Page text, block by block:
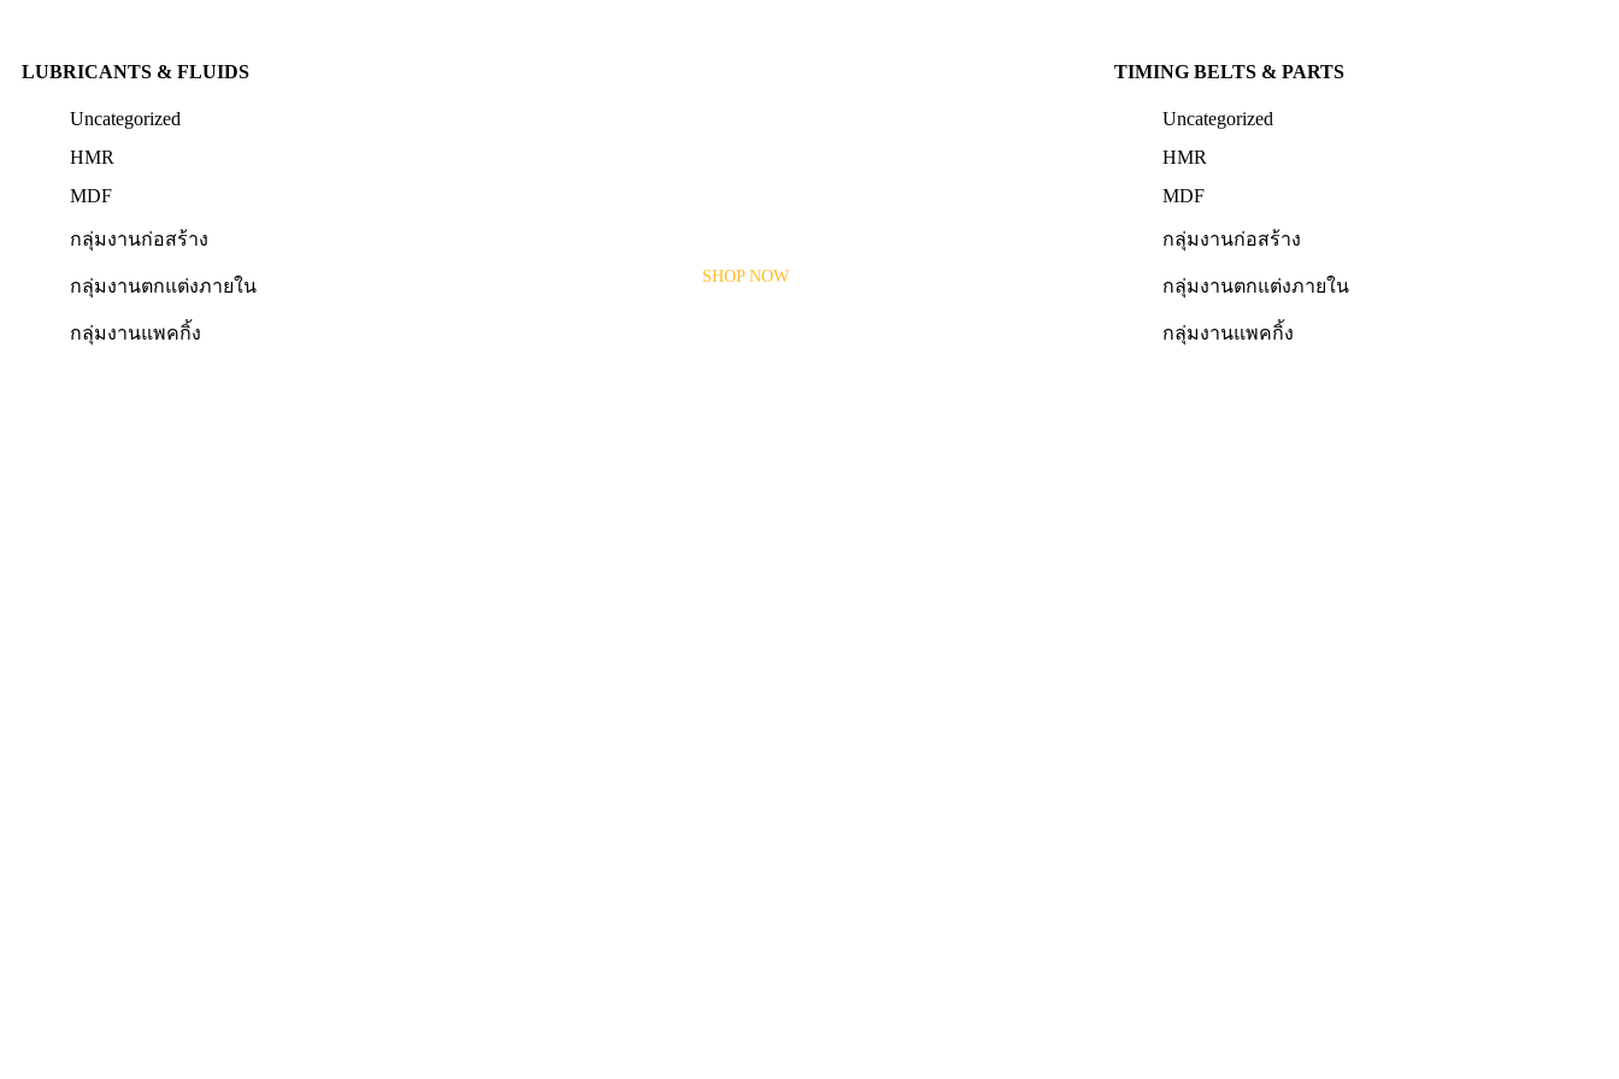
LUBRICANTS & FLUIDS
Uncategorized
HMR
MDF
กลุ่มงานก่อสร้าง
กลุ่มงานตกแต่งภายใน
กลุ่มงานแพคกิ้ง
SHOP NOW
TIMING BELTS & PARTS
Uncategorized
HMR
MDF
กลุ่มงานก่อสร้าง
กลุ่มงานตกแต่งภายใน
กลุ่มงานแพคกิ้ง